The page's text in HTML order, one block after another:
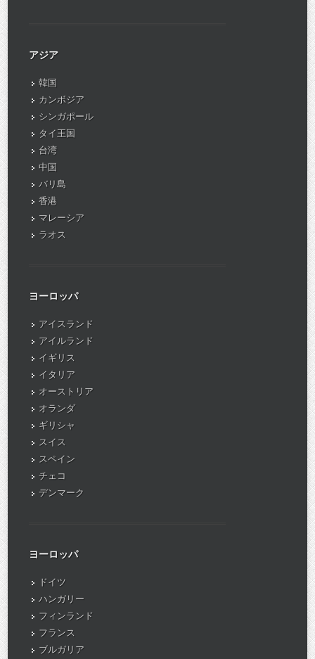
アジア
韓国
カンボジア
シンガポール
タイ王国
台湾
中国
バリ島
香港
マレーシア
ラオス
ヨーロッパ
アイスランド
アイルランド
イギリス
イタリア
オーストリア
オランダ
ギリシャ
スイス
スペイン
チェコ
デンマーク
ヨーロッパ
ドイツ
ハンガリー
フィンランド
フランス
ブルガリア